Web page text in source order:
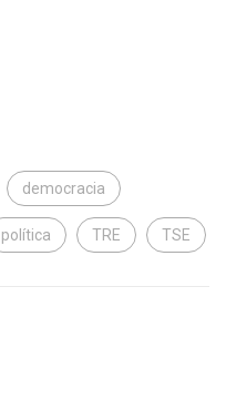
democracia
política TRE TSE